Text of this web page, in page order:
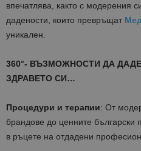
впечатлява, както с модерения
дадености, които превръщат
уникален.
360°- ВЪЗМОЖНОСТИ ДА
ЗДРАВЕТО СИ…
Процедури и терапии: Oт
брандове до ценните български
в ръцете на отдадени